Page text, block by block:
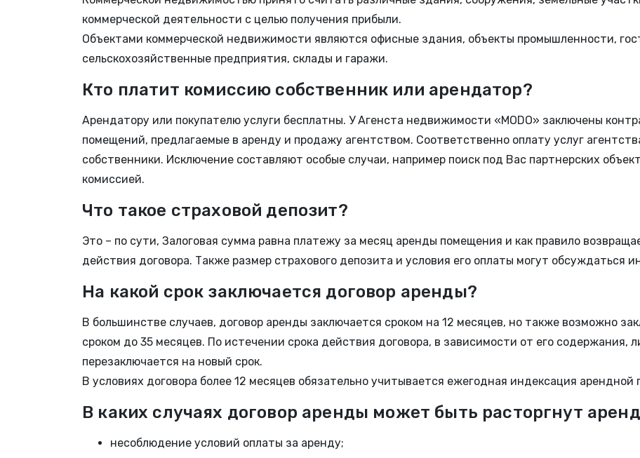
коммерческой деятельности с целью получения прибыли.
Объектами коммерческой недвижимости являются офисные здания, объекты промышленности,
сельскохозяйственные предприятия, склады и гаражи.
Кто платит комиссию собственник или арендатор?
Арендатору или покупателю услуги бесплатны. У Агенста недвижимости «MODO» заключены
помещений, предлагаемые в аренду и продажу агентством. Соответственно оплату услуг
собственники. Исключение составляют особые случаи, например поиск под Вас партнерских
комиссией.
Что такое страховой депозит?
Это – по сути, Залоговая сумма равна платежу за месяц аренды помещения и как правило
действия договора. Также размер страхового депозита и условия его оплаты могут обсуждаться
На какой срок заключается договор аренды?
В большинстве случаев, договор аренды заключается сроком на 12 месяцев, но также возможно
сроком до 35 месяцев. По истечении срока действия договора, в зависимости от его содержания,
перезаключается на новый срок.
В условиях договора более 12 месяцев обязательно учитывается ежегодная индексация арендной
В каких случаях договор аренды может быть расторгнут
несоблюдение условий оплаты за аренду;